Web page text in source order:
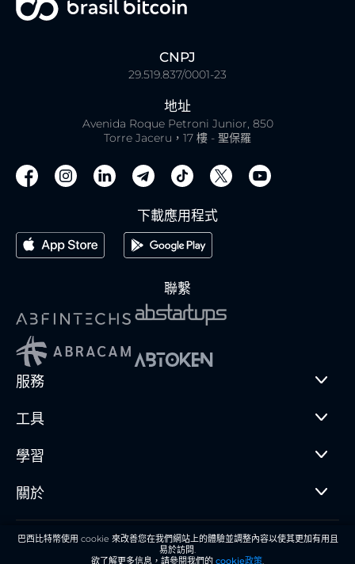
CNPJ
29.519.837/0001-23
地址
Avenida Roque Petroni Junior, 850
Torre Jaceru，17 樓 - 聖保羅
下載應用程式
聯繫
服務
工具
學習
關於
© 2018 - 2025 Brasil Bitcoin Serviços Digitais LTDA
巴西比特幣使用 cookie 來改善您在我們網站上的體驗並調整內容以使其更加有用且
易於訪問.
欲了解更多信息，請參閱我們的 cookie政策.